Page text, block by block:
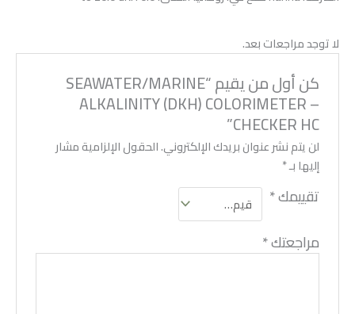
لا توجد مراجعات بعد.
كن أول من يقيم “SEAWATER/MARINE
ALKALINITY (DKH) COLORIMETER –
CHECKER HC”
لن يتم نشر عنوان بريدك الإلكتروني.الحقول الإلزامية مشار
إليها بـ*
تقييمك*
مراجعتك*